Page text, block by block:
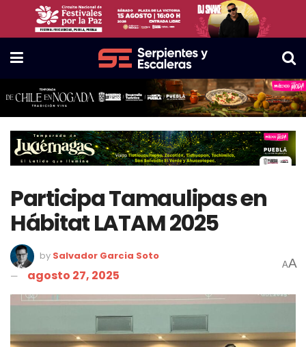
Participa Tamaulipas en
Hábitat LATAM 2025
by Salvador Garcia Soto
agosto 27, 2025
AA